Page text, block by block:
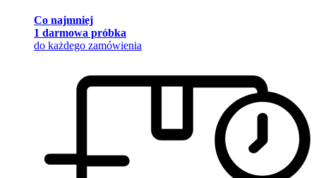
Co najmniej
1 darmowa próbka
do każdego zamówienia